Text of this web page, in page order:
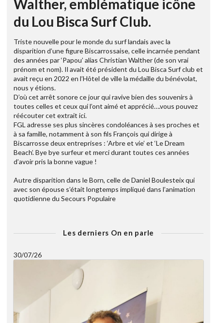
Walther, emblématique icône
du Lou Bisca Surf Club.
Triste nouvelle pour le monde du surf landais avec la
disparition d’une figure Biscarrossaise, celle incarnée pendant
des années par ‘Papou’ alias Christian Walther (de son vrai
prénom et nom). Il avait été président du Lou Bisca Surf club et
avait reçu en 2022 en l’Hôtel de ville la médaille du bénévolat,
nous y étions.
D’où cet arrêt sonore ce jour qui ravive bien des souvenirs à
toutes celles et ceux qui l’ont aimé et apprécié….vous pouvez
réécouter cet extrait ici.
FGL adresse ses plus sincères condoléances à ses proches et
à sa famille, notamment à son fils François qui dirige à
Biscarrosse deux entreprises : ‘Arbre et vie’ et ‘Le Dream
Beach’. Bye bye surfeur et merci durant toutes ces années
d’avoir pris la bonne vague !
Autre disparition dans le Born, celle de Daniel Boulesteix qui
avec son épouse s’était longtemps impliqué dans l’animation
quotidienne du Secours Populaire
Les derniers On en parle
30/07/26